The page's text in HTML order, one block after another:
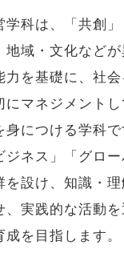
学科は、「共創
地域・文化など
力を基礎に、社
にマネジメント
身につける学科
ジネス」「グロ
を設け、知識・
、実践的な活動
成を目指します